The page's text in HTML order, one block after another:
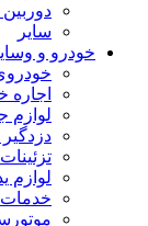
سایر
خودرو و
اجاره
لوازم
لوازم
خدمات